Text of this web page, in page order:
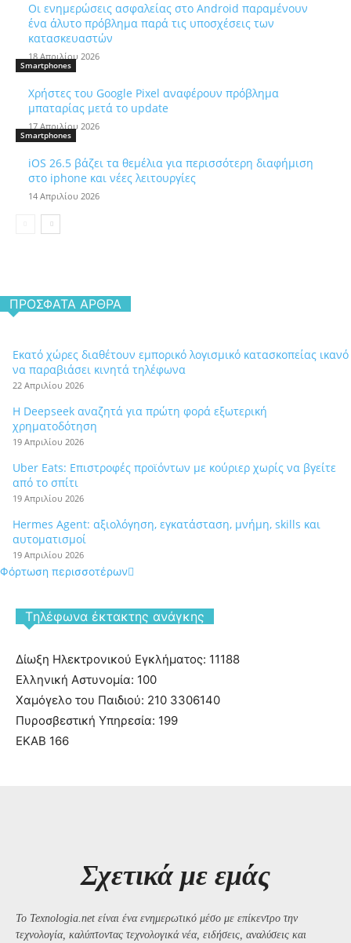
Οι ενημερώσεις ασφαλείας στο Android παραμένουν
ένα άλυτο πρόβλημα παρά τις υποσχέσεις των
κατασκευαστών
18 Απριλίου 2026
Smartphones
Χρήστες του Google Pixel αναφέρουν πρόβλημα
μπαταρίας μετά το update
17 Απριλίου 2026
Smartphones
iOS 26.5 βάζει τα θεμέλια για περισσότερη διαφήμιση
στο iphone και νέες λειτουργίες
14 Απριλίου 2026
ΠΡΌΣΦΑΤΑ ΆΡΘΡΑ
Εκατό χώρες διαθέτουν εμπορικό λογισμικό κατασκοπείας ικανό
να παραβιάσει κινητά τηλέφωνα
22 Απριλίου 2026
Η Deepseek αναζητά για πρώτη φορά εξωτερική
χρηματοδότηση
19 Απριλίου 2026
Uber Eats: Επιστροφές προϊόντων με κούριερ χωρίς να βγείτε
από το σπίτι
19 Απριλίου 2026
Hermes Agent: αξιολόγηση, εγκατάσταση, μνήμη, skills και
αυτοματισμοί
19 Απριλίου 2026
Φόρτωση περισσοτέρων
Tηλέφωνα έκτακτης ανάγκης
Δίωξη Ηλεκτρονικού Εγκλήματος: 11188
Ελληνική Αστυνομία: 100
Χαμόγελο του Παιδιού: 210 3306140
Πυροσβεστική Υπηρεσία: 199
ΕΚΑΒ 166
Σχετικά με εμάς
Το Texnologia.net είναι ένα ενημερωτικό μέσο με επίκεντρο την
τεχνολογία, καλύπτοντας τεχνολογικά νέα, ειδήσεις, αναλύσεις και